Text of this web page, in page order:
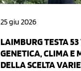
25 giu 2026
LAIMBURG TESTA
GENETICA, CLIMA E
DELLA SCELTA